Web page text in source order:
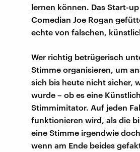
lernen können. Das Start-
Comedian Joe Rogan
echte von falschen,
Wer richtig betrügerisch
Stimme organisieren, um
sich bis heute nicht sicher,
wurde – ob es eine
Stimmimitator. Auf jeden
funktionieren wird, als die
eine Stimme irgendwie
wenn am Ende beides